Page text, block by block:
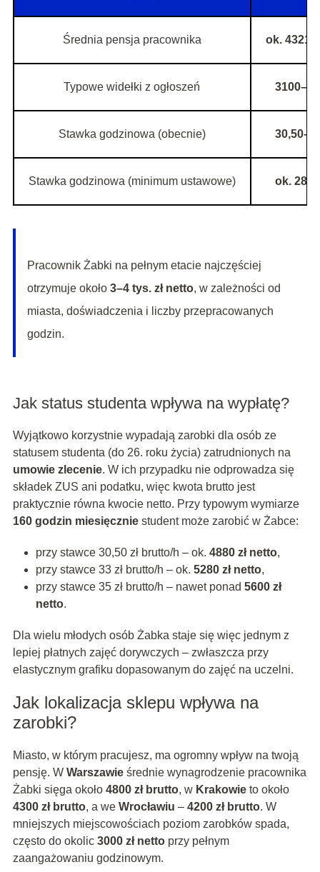
Średnia pensja pracownika ok.
Typowe widełki z ogłoszeń
Stawka godzinowa (obecnie)
Stawka godzinowa (minimum ustawowe) ok.
Pracownik Żabki na pełnym etacie najczęściej
otrzymuje około 3–4 tys. zł netto, w zależności od
miasta, doświadczenia i liczby przepracowanych
godzin.
Jak status studenta wpływa na wypłatę?
Wyjątkowo korzystnie wypadają zarobki dla osób ze
statusem studenta (do 26. roku życia) zatrudnionych na
umowie zlecenie. W ich przypadku nie odprowadza się
składek ZUS ani podatku, więc kwota brutto jest
praktycznie równa kwocie netto. Przy typowym wymiarze
160 godzin miesięczniestudent może zarobić w Żabce:
przy stawce 30,50 zł brutto/h – ok. 4880 zł netto,
przy stawce 33 zł brutto/h – ok. 5280 zł netto,
przy stawce 35 zł brutto/h – nawet ponad 5600 zł
netto.
Dla wielu młodych osób Żabka staje się więc jednym z
lepiej płatnych zajęć dorywczych – zwłaszcza przy
elastycznym grafiku dopasowanym do zajęć na uczelni.
Jak lokalizacja sklepu wpływa na
zarobki?
Miasto, w którym pracujesz, ma ogromny wpływ na twoją
pensję. W Warszawieśrednie wynagrodzenie pracownika
Żabki sięga około 4800 zł brutto, w Krakowieto około
4300 zł brutto, a we Wrocławiu – 4200 zł brutto. W
mniejszych miejscowościach poziom zarobków spada,
często do okolic 3000 zł nettoprzy pełnym
zaangażowaniu godzinowym.